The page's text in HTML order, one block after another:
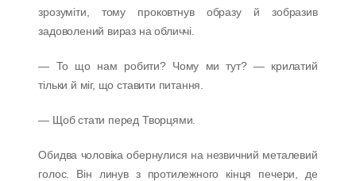
зрозуміти, тому проковтнув образу й зобразив
задоволений вираз на обличчі.
— То що нам робити? Чому ми тут? — крилатий
тільки й міг, що ставити питання.
— Щоб стати перед Творцями.
Обидва чоловіка обернулися на незвичний металевий
голос. Він линув з протилежного кінця печери, де